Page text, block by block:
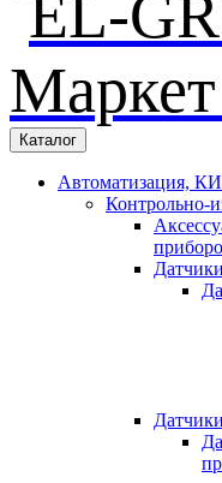
Каталог
Автоматизация,
Контрольно-